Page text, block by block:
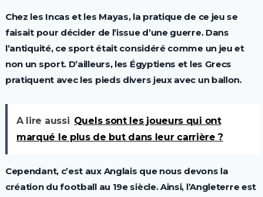
Chez les Incas et les Mayas, la pratique de ce jeu se
faisait pour décider de l’issue d’une guerre. Dans
l’antiquité, ce sport était considéré comme un jeu et
non un sport. D’ailleurs, les Égyptiens et les Grecs
pratiquent avec les pieds divers jeux avec un ballon.
A lire aussi Quels sont les joueurs qui ont
marqué le plus de but dans leur carrière ?
Cependant, c’est aux Anglais que nous devons la
création du football au 19e siècle. Ainsi, l’Angleterre est